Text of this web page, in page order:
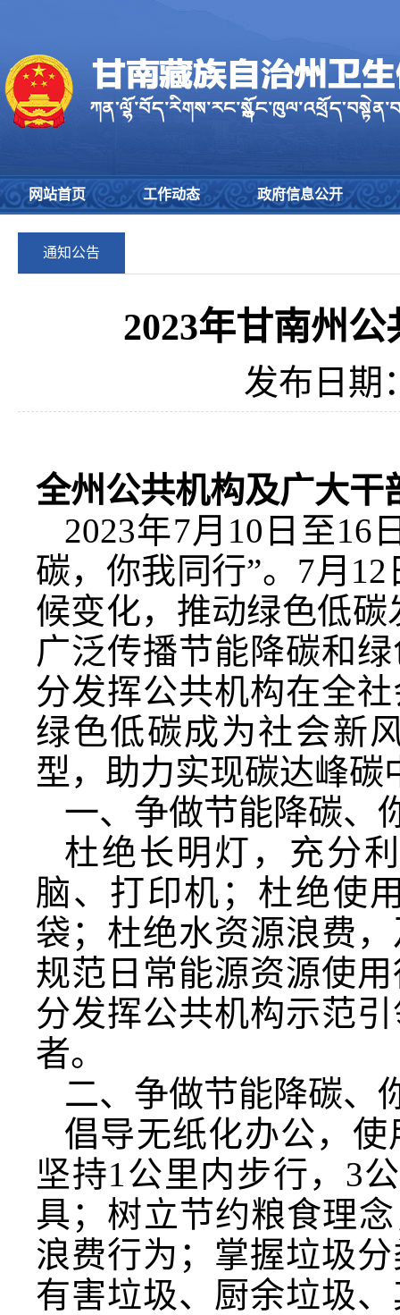
网站首页 工作动态 政府信息公开
通知公告
2023年甘南州
发布日期
全州公共机构及广大干
2023年7月10日至16
碳，你我同行”。7月
候变化，推动绿色低
广泛传播节能降碳和
分发挥公共机构在全
绿色低碳成为社会新
型，助力实现碳达峰
一、争做节能降碳、
杜绝长明灯，充分
脑、打印机；杜绝使
袋；杜绝水资源浪费
规范日常能源资源使
分发挥公共机构示范
者。
二、争做节能降碳、
倡导无纸化办公，
坚持1公里内步行，3
具；树立节约粮食理
浪费行为；掌握垃圾
有害垃圾、厨余垃圾